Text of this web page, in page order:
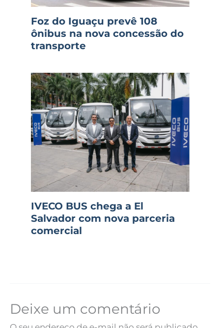
Foz do Iguaçu prevê 108
ônibus na nova concessão do
transporte
IVECO BUS chega a El
Salvador com nova parceria
comercial
Deixe um comentário